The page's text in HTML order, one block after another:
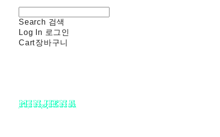
Search 검색
Log In 로그인
Cart장바구니
minjiena